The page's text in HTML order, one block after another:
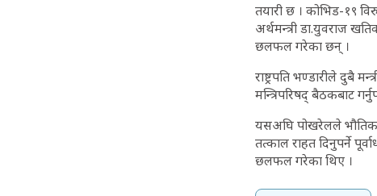
तयारी छ । कोभिड-१९
अर्थमन्त्री डा.युवराज
छलफल गरेका छन् ।
राष्ट्रपति भण्डारीले दुबै
मन्त्रिपरिषद् बैठकबाट
यसअघि पोखरेलले भौतिक
तत्काल राहत दिनुपर्ने
छलफल गरेका थिए ।